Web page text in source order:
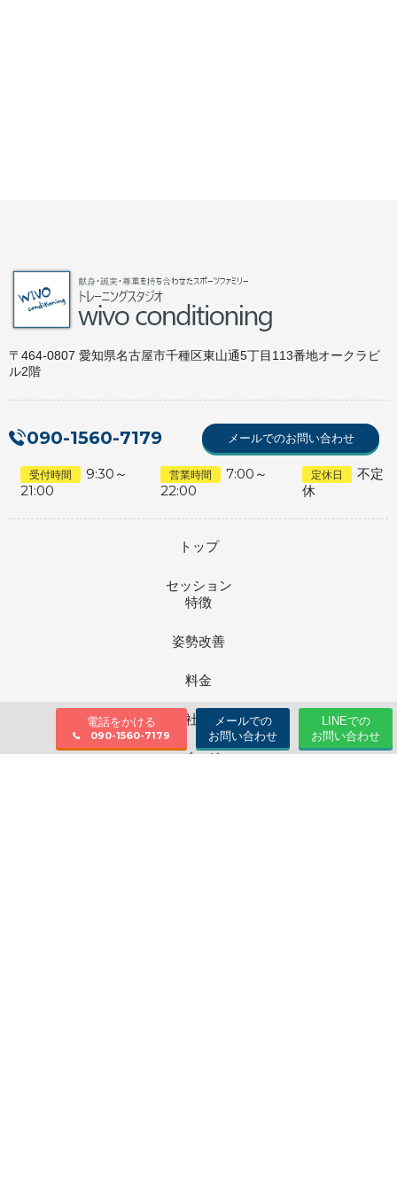
〒464-0807 愛知県名古屋市千種区東山通5丁目113番地オークラビ
ル2階
090-1560-7179 メールでのお問い合わせ
受付時間
9:30～
21:00
営業時間
7:00～
22:00
定休日
不定
休
トップ
セッション
特徴
姿勢改善
料金
会社情報
ブログ
電話をかける
090-1560-7179
メールでの
お問い合わせ
LINEでの
お問い合わせ